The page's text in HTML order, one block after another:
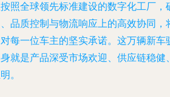
照全球领先标准建设的数字化工厂，
品质控制与物流响应上的高效协同，
每一位车主的坚实承诺。这万辆新
就是产品深受市场欢迎、供应链稳
。